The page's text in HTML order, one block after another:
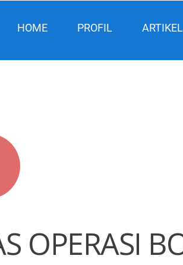
HOME PROFIL ARTIKEL
OPERASI